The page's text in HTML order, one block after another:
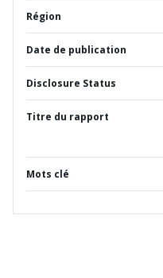
Région
Date de publication
Disclosure Status
Titre du rapport
Mots clé